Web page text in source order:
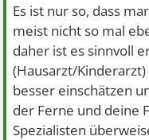
Es ist nur so, dass
meist nicht so mal
daher ist es sinnvoll
(Hausarzt/Kinderarzt)
besser einschätzen
der Ferne und deine
Spezialisten